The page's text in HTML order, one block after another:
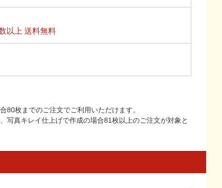
以上 送料無料
枚までのご注文でご利用いただけます。
写真キレイ仕上げで作成の場合81枚以上のご注文が対象と